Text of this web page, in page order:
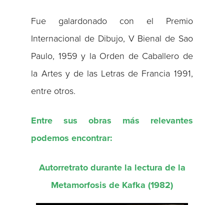
Fue galardonado con el Premio
Internacional de Dibujo, V Bienal de Sao
Paulo, 1959 y la Orden de Caballero de
la Artes y de las Letras de Francia 1991,
entre otros.
Entre sus obras más relevantes
podemos encontrar:
Autorretrato durante la lectura de la
Metamorfosis de Kafka (1982)